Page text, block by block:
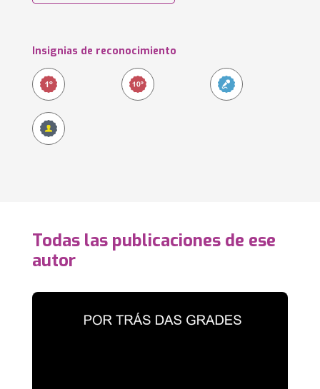
Insignias de reconocimiento
Todas las publicaciones de ese
autor